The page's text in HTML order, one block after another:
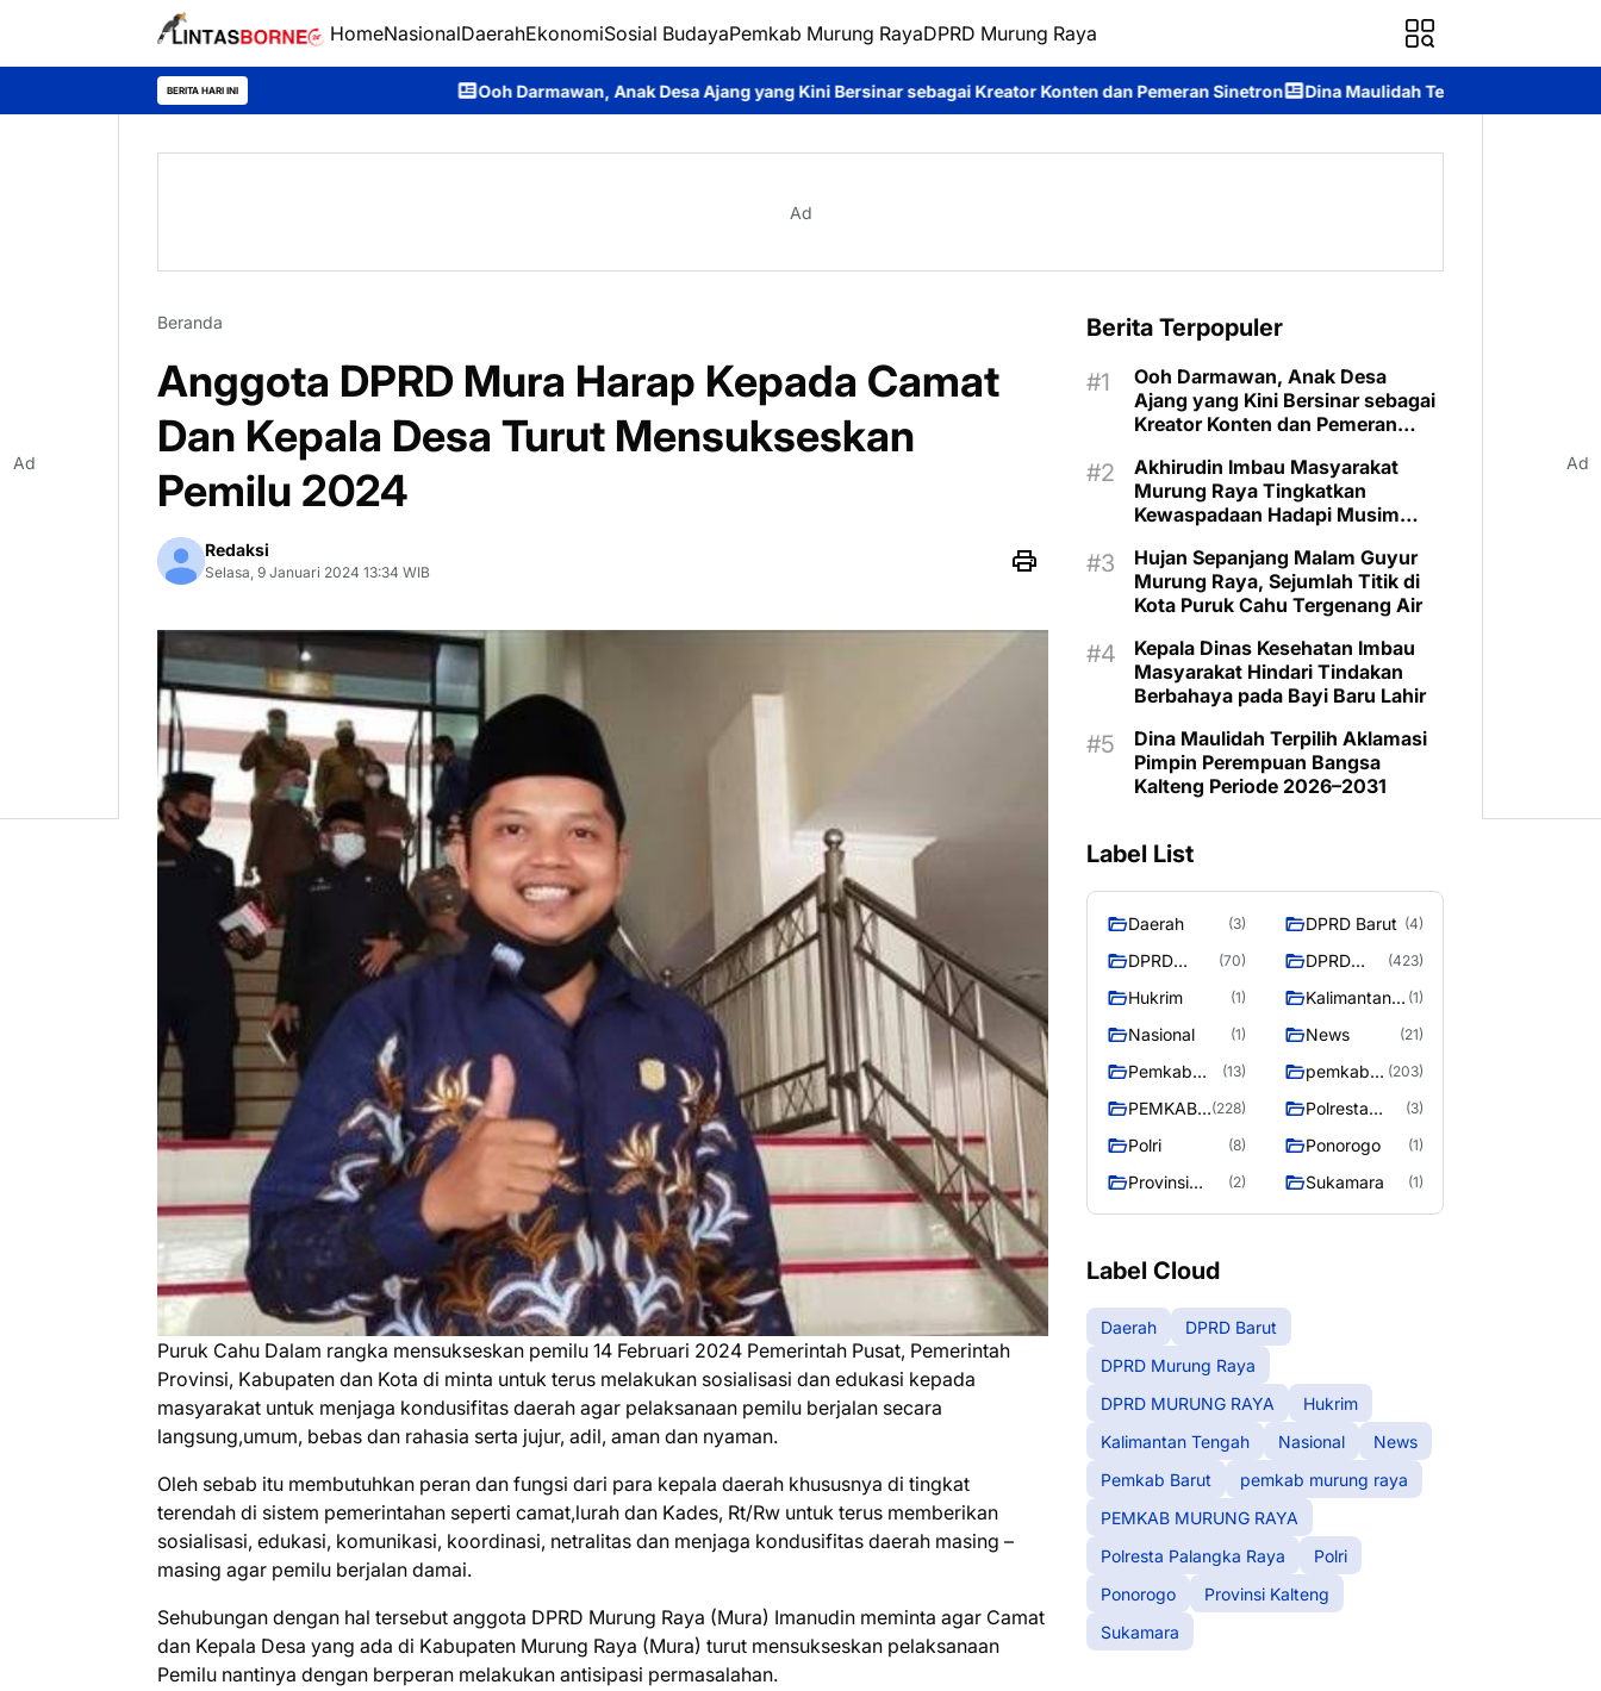
HomeNasionalDaerahEkonomiSosial BudayaPemkab Murung RayaDPRD Murung Raya
BERITA HARI INI Ooh Darmawan, Anak Desa Ajang yang Kini Bersinar sebagai Kreator Konten dan Pemeran Sinetron Dina Maulidah Terpilih Aklamasi Pimpin Perempuan Bangsa
Ad
Beranda
Anggota DPRD Mura Harap Kepada Camat
Dan Kepala Desa Turut Mensukseskan
Pemilu 2024
Redaksi
Selasa, 9 Januari 2024 13:34 WIB
Puruk Cahu Dalam rangka mensukseskan pemilu 14 Februari 2024 Pemerintah Pusat, Pemerintah
Provinsi, Kabupaten dan Kota di minta untuk terus melakukan sosialisasi dan edukasi kepada
masyarakat untuk menjaga kondusifitas daerah agar pelaksanaan pemilu berjalan secara
langsung,umum, bebas dan rahasia serta jujur, adil, aman dan nyaman.
Oleh sebab itu membutuhkan peran dan fungsi dari para kepala daerah khususnya di tingkat
terendah di sistem pemerintahan seperti camat,lurah dan Kades, Rt/Rw untuk terus memberikan
sosialisasi, edukasi, komunikasi, koordinasi, netralitas dan menjaga kondusifitas daerah masing –
masing agar pemilu berjalan damai.
Sehubungan dengan hal tersebut anggota DPRD Murung Raya (Mura) Imanudin meminta agar Camat
dan Kepala Desa yang ada di Kabupaten Murung Raya (Mura) turut mensukseskan pelaksanaan
Pemilu nantinya dengan berperan melakukan antisipasi permasalahan.
Berita Terpopuler
Ooh Darmawan, Anak Desa
Ajang yang Kini Bersinar sebagai
Kreator Konten dan Pemeran
Akhirudin Imbau Masyarakat
Murung Raya Tingkatkan
Kewaspadaan Hadapi Musim
Hujan Sepanjang Malam Guyur
Murung Raya, Sejumlah Titik di
Kota Puruk Cahu Tergenang Air
Kepala Dinas Kesehatan Imbau
Masyarakat Hindari Tindakan
Berbahaya pada Bayi Baru Lahir
Dina Maulidah Terpilih Aklamasi
Pimpin Perempuan Bangsa
Kalteng Periode 2026–2031
Label List
Daerah (3) DPRD Barut (4)
DPRD
Raya
(70)
DPRD
RAYA
(423)
Hukrim (1)
Kalimantan
(1)
Nasional (1) News (21)
Pemkab
(13)
pemkab
raya
(203)
PEMKAB
RAYA
(228)
Polresta
Raya
(3)
Polri (8) Ponorogo (1)
Provinsi
(2) Sukamara (1)
Label Cloud
Daerah
DPRD Barut
DPRD Murung Raya
DPRD MURUNG RAYA
Hukrim
Kalimantan Tengah
Nasional
News
Pemkab Barut
pemkab murung raya
PEMKAB MURUNG RAYA
Polresta Palangka Raya
Polri
Ponorogo
Provinsi Kalteng
Sukamara
Ad Ad